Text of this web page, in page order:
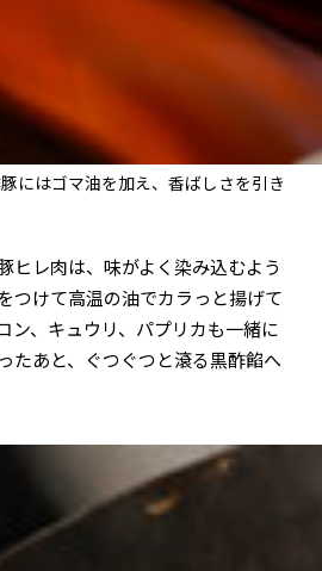
にはゴマ油を加え、香ばしさを引き
ヒレ肉は、味がよく染み込むよう
つけて高温の油でカラっと揚げて
ン、キュウリ、パプリカも一緒に
たあと、ぐつぐつと滾る黒酢餡へ